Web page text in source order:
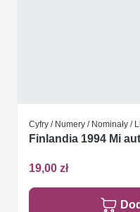
Cyfry / Numery / Nominały /
Finlandia 1994 Mi
19,00 zł